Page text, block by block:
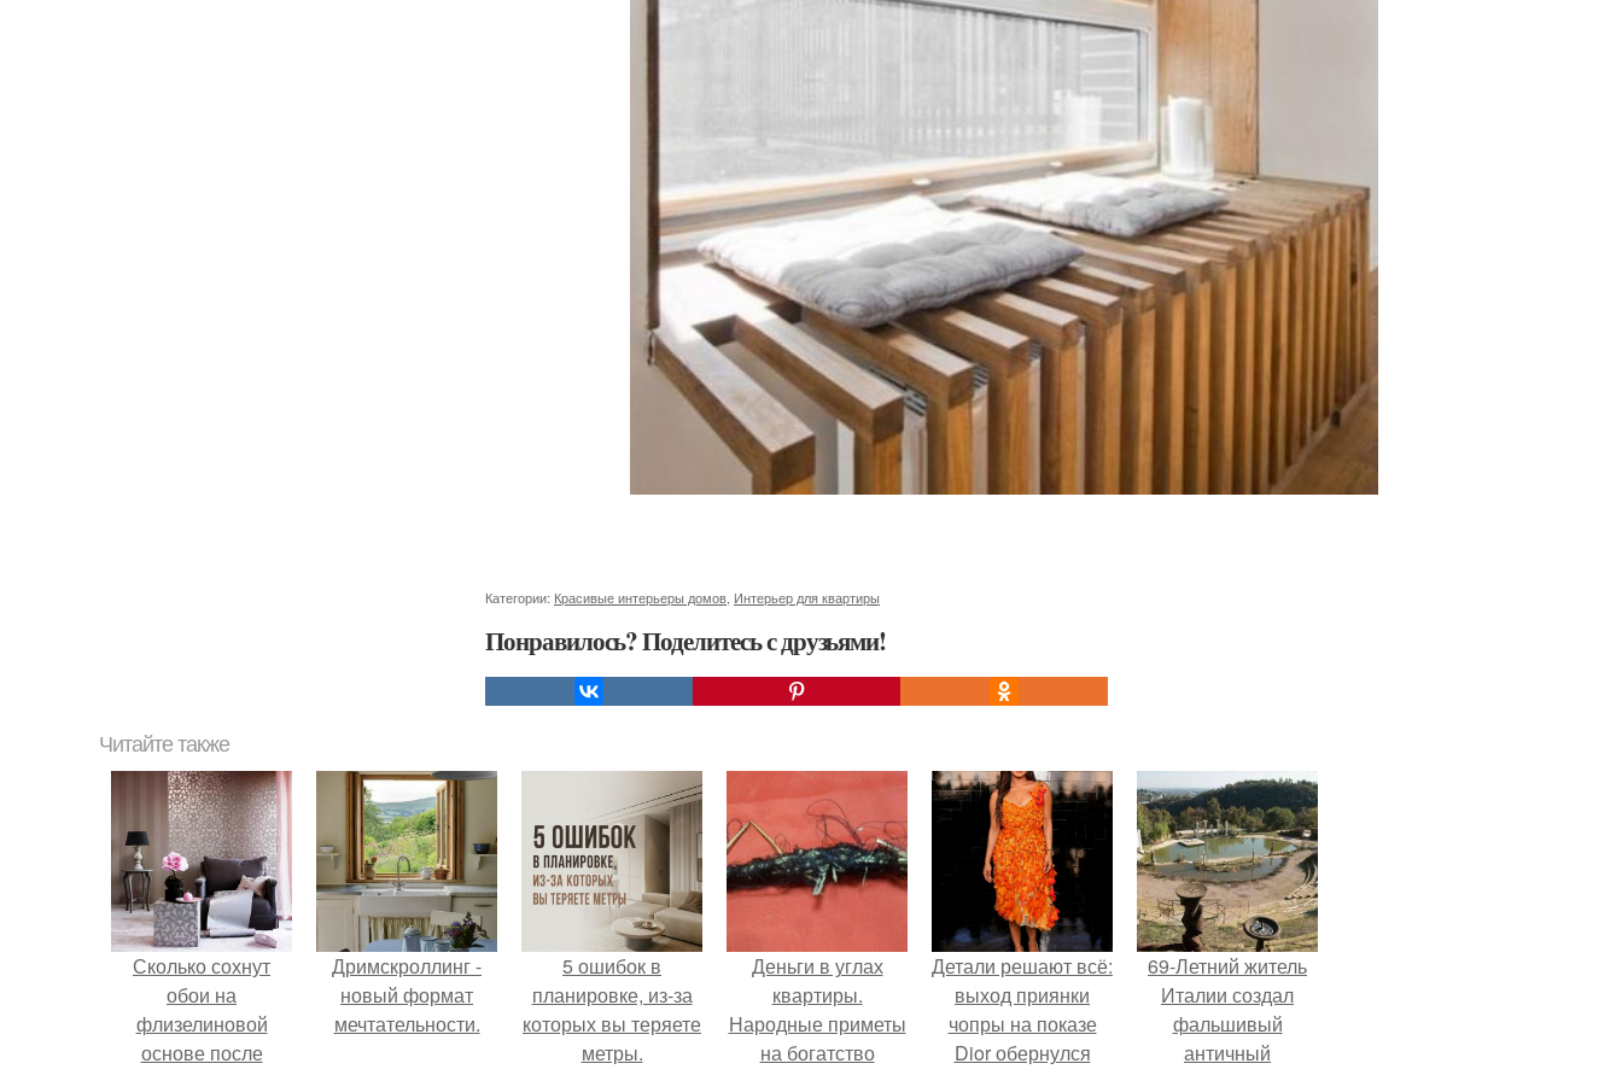
Категории: Красивые интерьеры домов Интерьер для квартиры
Понравилось? Поделитесь с друзьями!
Читайте также
Сколько сохнут
обои на
флизелиновой
основе после
Дримскроллинг -
новый формат
мечтательности.
5 ошибок в
планировке, из-за
которых вы теряете
метры.
Деньги в углах
квартиры.
Народные приметы
на богатство
Детали решают всё:
выход приянки
чопры на показе
Dior обернулся
69-Летний житель
Италии создал
фальшивый
античный